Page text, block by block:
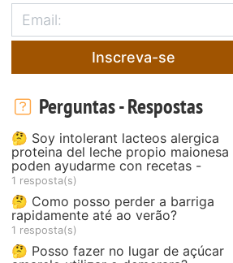
Inscreva-se
Perguntas - Respostas
🤔 Soy intolerant lacteos alergica
proteina del leche propio maionesa
poden ayudarme con recetas -
1 resposta(s)
🤔 Como posso perder a barriga
rapidamente até ao verão?
1 resposta(s)
🤔 Posso fazer no lugar de açúcar